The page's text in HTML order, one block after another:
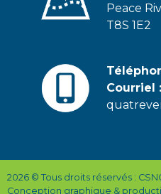
Peace
T8S 1E2
Courriel :
2026 © Tous droits réservés :
Conception graphique &